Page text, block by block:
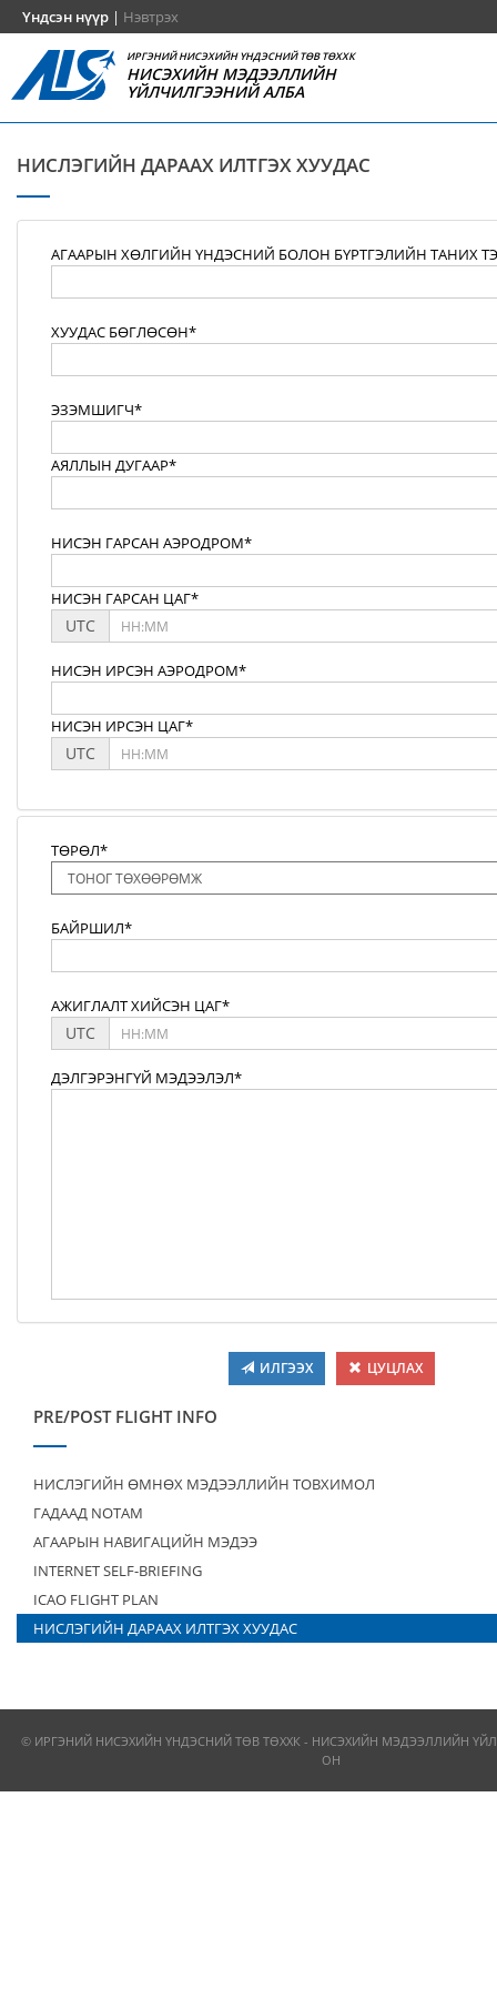
Үндсэн нүүр | Нэвтрэх
ИРГЭНИЙ НИСЭХИЙН ҮНДЭСНИЙ ТӨВ ТӨХХК
НИСЭХИЙН МЭДЭЭЛЛИЙН
ҮЙЛЧИЛГЭЭНИЙ АЛБА
НИСЛЭГИЙН ДАРААХ ИЛТГЭХ ХУУДАС
АГААРЫН ХӨЛГИЙН ҮНДЭСНИЙ БОЛОН БҮРТГЭЛИЙН ТАНИХ
ХУУДАС БӨГЛӨСӨН*
ЭЗЭМШИГЧ*
АЯЛЛЫН ДУГААР*
НИСЭН ГАРСАН АЭРОДРОМ*
НИСЭН ГАРСАН ЦАГ*
UTC
НИСЭН ИРСЭН АЭРОДРОМ*
НИСЭН ИРСЭН ЦАГ*
UTC
ТӨРӨЛ*
БАЙРШИЛ*
АЖИГЛАЛТ ХИЙСЭН ЦАГ*
UTC
ДЭЛГЭРЭНГҮЙ МЭДЭЭЛЭЛ*
ИЛГЭЭХ ЦУЦЛАХ
PRE/POST FLIGHT INFO
НИСЛЭГИЙН ӨМНӨХ МЭДЭЭЛЛИЙН ТОВХИМОЛ
ГАДААД NOTAM
АГААРЫН НАВИГАЦИЙН МЭДЭЭ
INTERNET SELF-BRIEFING
ICAO FLIGHT PLAN
НИСЛЭГИЙН ДАРААХ ИЛТГЭХ ХУУДАС
© ИРГЭНИЙ НИСЭХИЙН ҮНДЭСНИЙ ТӨВ ТӨХХК - НИСЭХИЙН МЭДЭЭЛЛИЙН
ОН